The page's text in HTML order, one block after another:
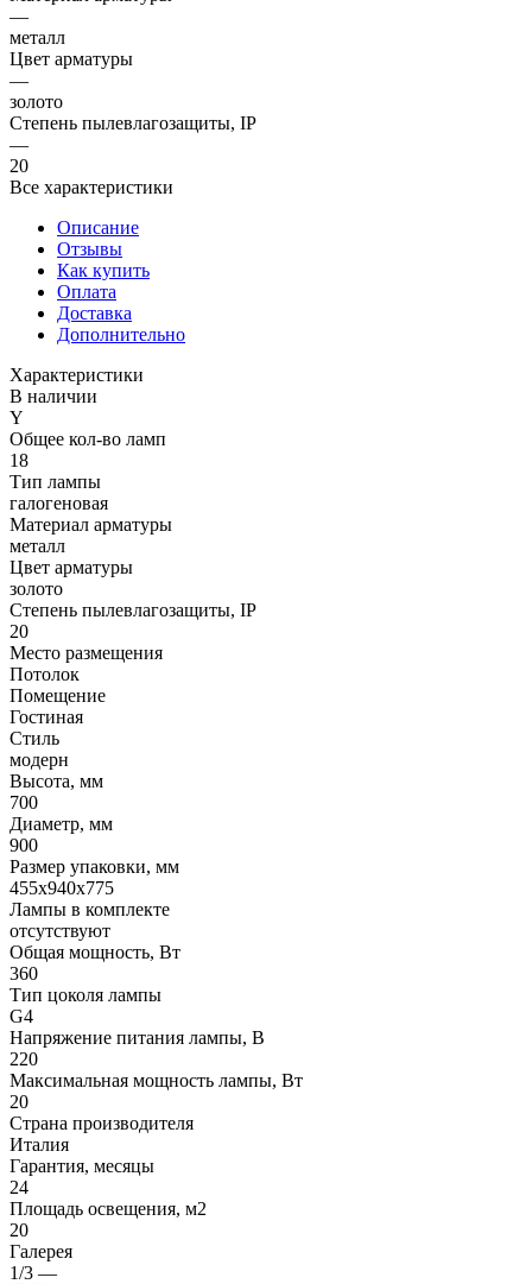
—
металл
Цвет арматуры
—
золото
Степень пылевлагозащиты, IP
—
20
Все характеристики
Описание
Отзывы
Как купить
Оплата
Доставка
Дополнительно
Характеристики
В наличии
Y
Общее кол-во ламп
18
Тип лампы
галогеновая
Материал арматуры
металл
Цвет арматуры
золото
Степень пылевлагозащиты, IP
20
Место размещения
Потолок
Помещение
Гостиная
Стиль
модерн
Высота, мм
700
Диаметр, мм
900
Размер упаковки, мм
455x940x775
Лампы в комплекте
отсутствуют
Общая мощность, Вт
360
Тип цоколя лампы
G4
Напряжение питания лампы, В
220
Максимальная мощность лампы, Вт
20
Страна производителя
Италия
Гарантия, месяцы
24
Площадь освещения, м2
20
Галерея
1/3 —